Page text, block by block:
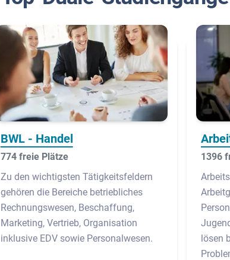
BWL - Handel
774 freie Plätze
Zu den wichtigsten Tätigkeitsfeldern
gehören die Bereiche betriebliches
Rechnungswesen, Beschaffung,
Marketing, Vertrieb, Organisation
inklusive EDV sowie Personalwesen.
1396
lösen